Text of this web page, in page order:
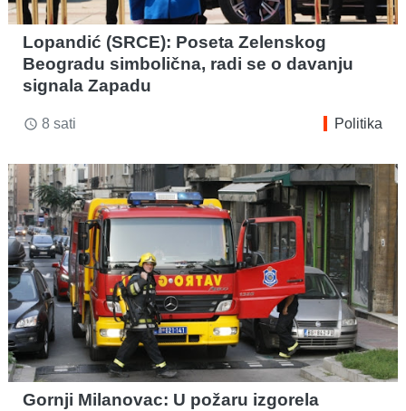
Lopandić (SRCE): Poseta Zelenskog
Beogradu simbolična, radi se o davanju
signala Zapadu
access_time 8 sati Politika
Gornji Milanovac: U požaru izgorela